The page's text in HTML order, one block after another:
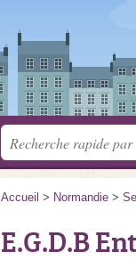
Accueil > Normandie >
E.G.D.B